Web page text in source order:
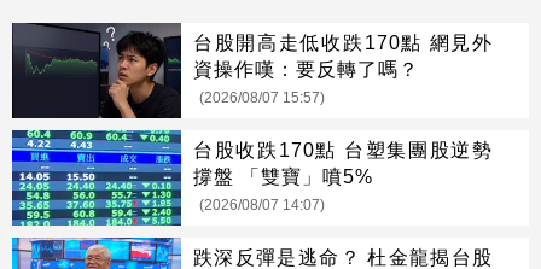
台股開高走低收跌170點 網見外
資操作嘆：要反轉了嗎？
(2026/08/07 15:57)
台股收跌170點 台塑集團股逆勢
撐盤 「雙寶」噴5%
(2026/08/07 14:07)
跌深反彈是逃命？ 杜金龍揭台股